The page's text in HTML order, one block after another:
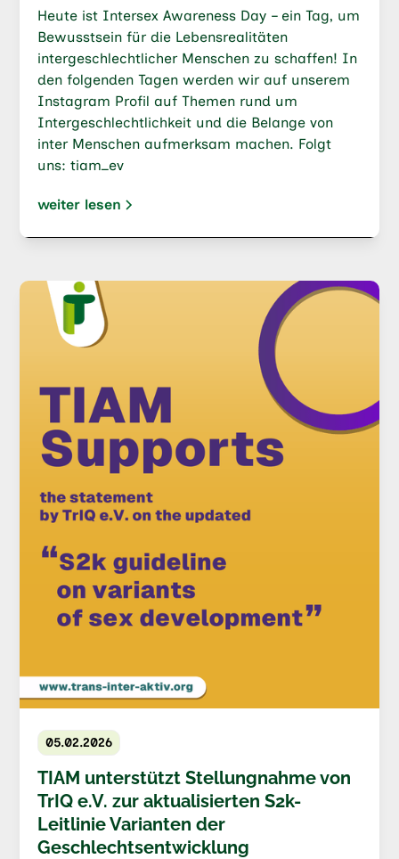
Heute ist Intersex Awareness Day – ein Tag, um
Bewusstsein für die Lebensrealitäten
intergeschlechtlicher Menschen zu schaffen! In
den folgenden Tagen werden wir auf unserem
Instagram Profil auf Themen rund um
Intergeschlechtlichkeit und die Belange von
inter Menschen aufmerksam machen. Folgt
uns: tiam_ev
weiter lesen
05.02.2026
TIAM unterstützt Stellungnahme von
TrIQ e.V. zur aktualisierten S2k-
Leitlinie Varianten der
Geschlechtsentwicklung